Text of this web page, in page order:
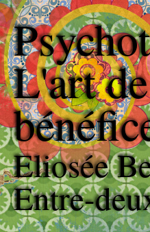
L'art
Eliosée
Entre-